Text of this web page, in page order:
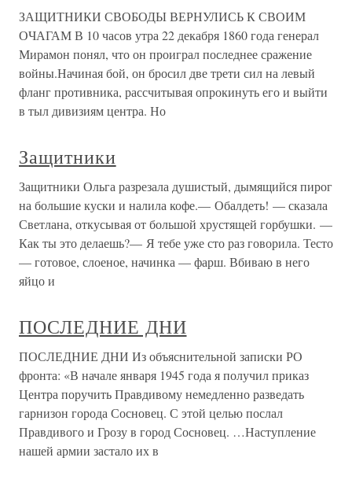
ЗАЩИТНИКИ СВОБОДЫ ВЕРНУЛИСЬ К СВОИМ
ОЧАГАМ В 10 часов утра 22 декабря 1860 года генерал
Мирамон понял, что он проиграл последнее сражение
войны.Начиная бой, он бросил две трети сил на левый
фланг противника, рассчитывая опрокинуть его и выйти
в тыл дивизиям центра. Но
Защитники
Защитники Ольга разрезала душистый, дымящийся пирог
на большие куски и налила кофе.— Обалдеть! — сказала
Светлана, откусывая от большой хрустящей горбушки. —
Как ты это делаешь?— Я тебе уже сто раз говорила. Тесто
— готовое, слоеное, начинка — фарш. Вбиваю в него
яйцо и
ПОСЛЕДНИЕ ДНИ
ПОСЛЕДНИЕ ДНИ Из объяснительной записки РО
фронта: «В начале января 1945 года я получил приказ
Центра поручить Правдивому немедленно разведать
гарнизон города Сосновец. С этой целью послал
Правдивого и Грозу в город Сосновец. …Наступление
нашей армии застало их в